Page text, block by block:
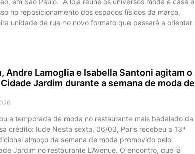
no reposicionamento dos espaços físicos da marca,
unidade de rua no novo formato que passará a orientar
Andre Lamoglia e Isabella Santoni agitam o
Jardim durante a semana de moda de
a temporada de moda no restaurante mais badalado da
crédito: Iude Nesta sexta, 06/03, Paris recebeu a 13ª
almoço da semana de moda promovido pelo
Jardim no restaurante L’Avenue. O encontro, que já